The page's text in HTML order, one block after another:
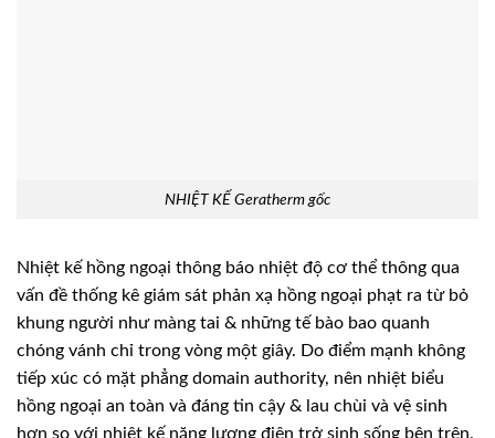
NHIỆT KẾ Geratherm gốc
Nhiệt kế hồng ngoại thông báo nhiệt độ cơ thể thông qua
vấn đề thống kê giám sát phản xạ hồng ngoại phạt ra từ bỏ
khung người như màng tai & những tế bào bao quanh
chóng vánh chỉ trong vòng một giây. Do điểm mạnh không
tiếp xúc có mặt phẳng domain authority, nên nhiệt biểu
hồng ngoại an toàn và đáng tin cậy & lau chùi và vệ sinh
hơn so với nhiệt kế năng lượng điện trở sinh sống bên trên.